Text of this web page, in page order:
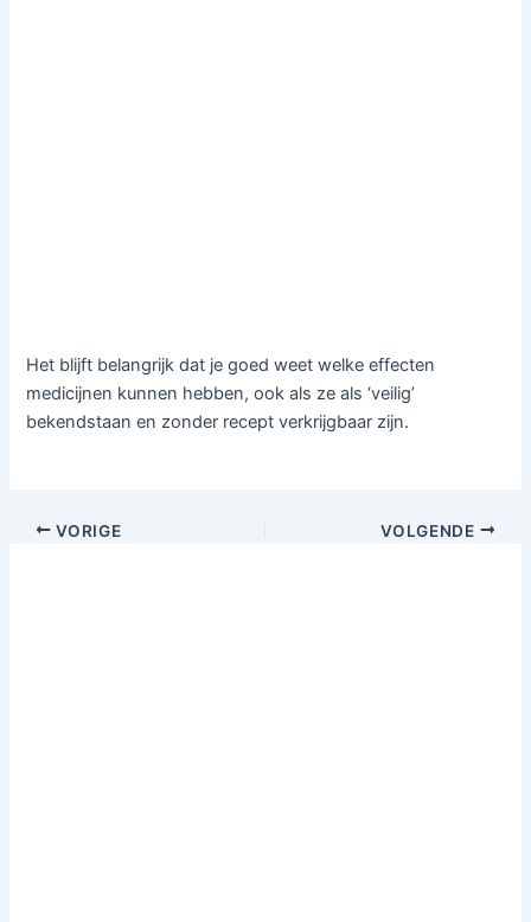
Het blijft belangrijk dat je goed weet welke effecten
medicijnen kunnen hebben, ook als ze als ‘veilig’
bekendstaan en zonder recept verkrijgbaar zijn.
VORIGE VOLGENDE